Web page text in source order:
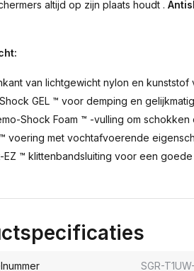
altijd op zijn plaats houdt .
van lichtgewicht nylon en
GEL ™ voor demping en
Shock Foam ™ -vulling om
™ voering met vochtafvoerende
EZ ™ klittenbandsluiting voor een
SGR-